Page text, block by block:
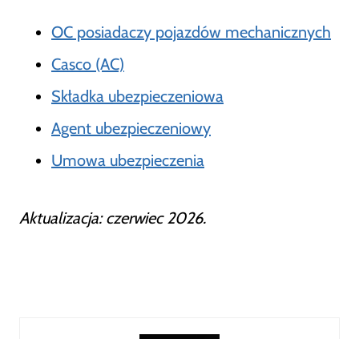
OC posiadaczy pojazdów mechanicznych
Casco (AC)
Składka ubezpieczeniowa
Agent ubezpieczeniowy
Umowa ubezpieczenia
Aktualizacja: czerwiec 2026.